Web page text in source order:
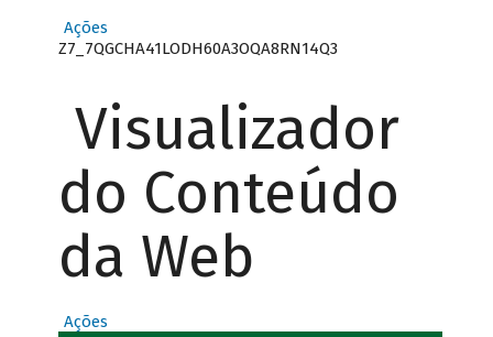
Ações
Z7_7QGCHA41LODH60A3OQA8RN14Q3
Visualizador
do Conteúdo
da Web
Ações